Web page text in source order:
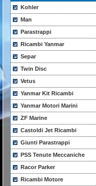
Kohler
Man
Parastrappi
Ricambi Yanmar
Separ
Twin Disc
Vetus
Yanmar Kit Ricambi
Yanmar Motori Marini
ZF Marine
Castoldi Jet Ricambi
Giunti Parastrappi
PSS Tenute Meccaniche
Racor Parker
Ricambi Motore